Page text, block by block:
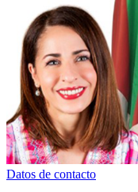
Datos de contacto